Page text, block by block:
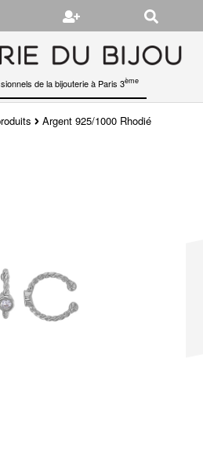
de la bijouterie à Paris 3ème
Argent 925/1000 Rhodié
cookies